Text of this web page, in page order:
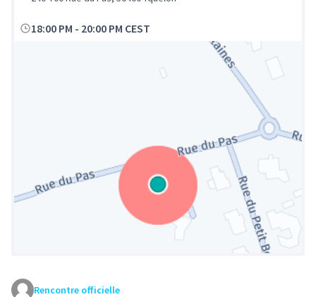
18:00 PM - 20:00 PM CEST
Rencontre officielle